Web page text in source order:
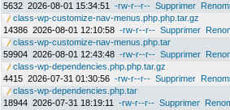
5632 2026-08-01 15:34:51 -rw-r--r-- Supprimer
class-wp-customize-nav-menus.php.php.tar.gz
14386 2026-08-01 12:10:58 -rw-r--r-- Supprimer
class-wp-customize-nav-menus.php.tar
59904 2026-08-01 12:43:48 -rw-r--r-- Supprimer
class-wp-dependencies.php.php.tar.gz
4415 2026-07-31 01:30:56 -rw-r--r-- Supprimer
class-wp-dependencies.php.tar
18944 2026-07-31 18:19:11 -rw-r--r-- Supprimer